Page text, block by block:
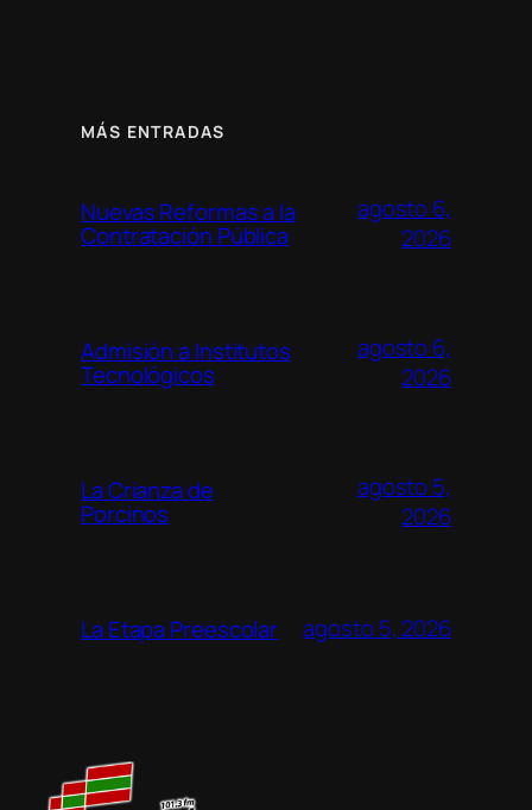
MÁS ENTRADAS
Nuevas Reformas a la
Contratación Pública
agosto 6,
2026
Admisión a Institutos
Tecnológicos
agosto 6,
2026
La Crianza de
Porcinos
agosto 5,
2026
La Etapa Preescolar agosto 5, 2026